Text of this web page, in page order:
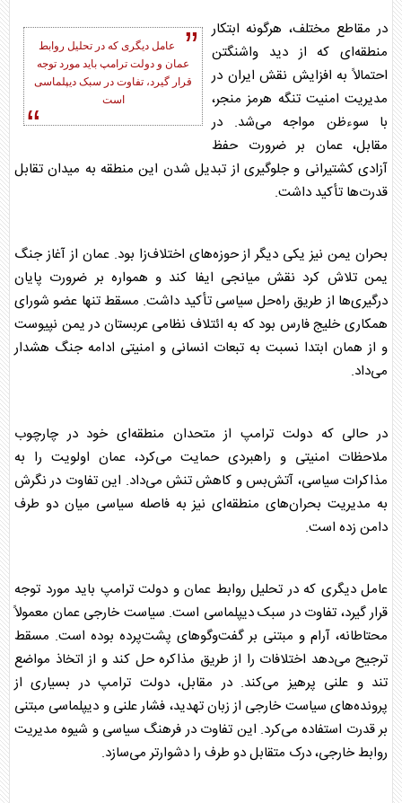
عامل دیگری که در تحلیل روابط
عمان و دولت ترامپ باید مورد توجه
قرار گیرد، تفاوت در سبک دیپلماسی
است
در مقاطع مختلف، هرگونه ابتکار
منطقه‌ای که از دید واشنگتن
احتمالاً به افزایش نقش ایران در
مدیریت امنیت تنگه هرمز منجر،
با سوءظن مواجه می‌شد. در
مقابل،عمان بر ضرورت حفظ
آزادی کشتیرانی و جلوگیری از تبدیل شدن این منطقه به میدان تقابل
قدرت‌ها تأکید داشت.
بحران یمن نیز یکی دیگر از حوزه‌های اختلاف‌زا بود.عمان از آغاز جنگ
یمن تلاش کرد نقش میانجی ایفا کند و همواره بر ضرورت پایان
درگیری‌ها از طریق راه‌حل سیاسی تأکید داشت. مسقط تنها عضو شورای
همکاری خلیج فارس بود که به ائتلاف نظامی عربستان در یمن نپیوست
و از همان ابتدا نسبت به تبعات انسانی و امنیتی ادامه جنگ هشدار
می‌داد.
در حالی که دولت ترامپ از متحدان منطقه‌ای خود در چارچوب
ملاحظات امنیتی و راهبردی حمایت می‌کرد،عمان اولویت را به
مذاکرات سیاسی، آتش‌بس و کاهش تنش می‌داد. این تفاوت در نگرش
به مدیریت بحران‌های منطقه‌ای نیز به فاصله سیاسی میان دو طرف
دامن زده است.
عامل دیگری که در تحلیل روابط عمان و دولت ترامپ باید مورد توجه
قرار گیرد، تفاوت در سبک دیپلماسی است. سیاست خارجیعمان معمولاً
محتاطانه، آرام و مبتنی بر گفت‌وگوهای پشت‌پرده بوده است. مسقط
ترجیح می‌دهد اختلافات را از طریق مذاکره حل کند و از اتخاذ مواضع
تند و علنی پرهیز می‌کند. در مقابل، دولت ترامپ در بسیاری از
پرونده‌های سیاست خارجی از زبان تهدید، فشار علنی و دیپلماسی مبتنی
بر قدرت استفاده می‌کرد. این تفاوت در فرهنگ سیاسی و شیوه مدیریت
روابط خارجی، درک متقابل دو طرف را دشوارتر می‌سازد.